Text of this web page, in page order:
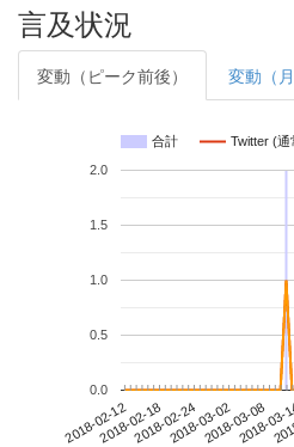
言及状況
変動（ピーク前後） 変動（月
合計 Twitter (通
2018-02-122018-02-182018-02-242018-03-022018-03-08
2018-
0.0
0.5
1.0
1.5
2.0